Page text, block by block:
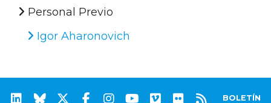
Personal Previo
Igor Aharonovich
BOLETÍN